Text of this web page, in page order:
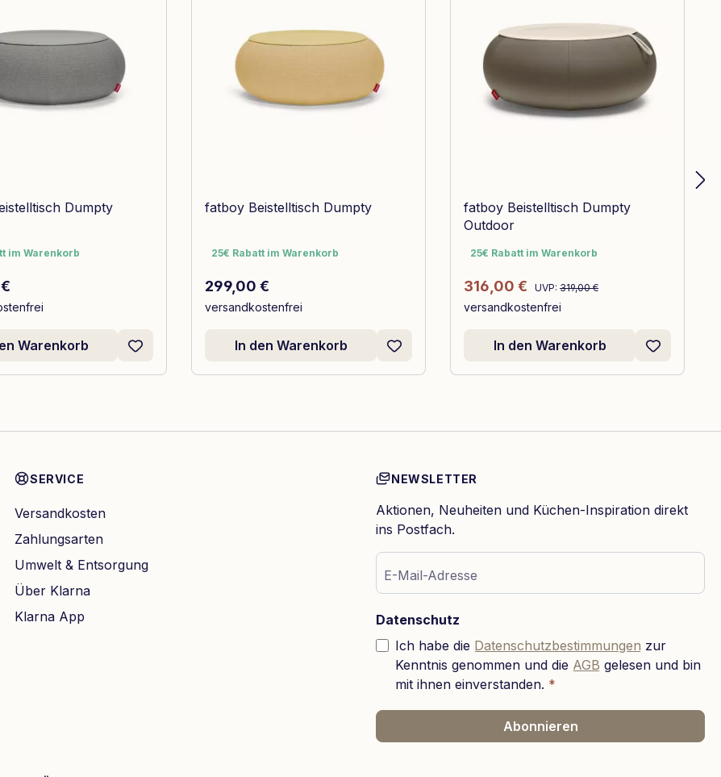
Dumpty
im Warenkorb
im Warenkorb
Preis:
Warenkorb
fatboy Beistelltisch Dumpty
25€ Rabatt im Warenkorb
25€ Rabatt im Warenkorb
Regulärer Preis:
299,00 €
versandkostenfrei
In den Warenkorb
fatboy Beistelltisch Dumpty
Outdoor
25€ Rabatt im Warenkorb
25€ Rabatt im Warenkorb
Verkaufspreis:
316,00 € Regulärer Preis:
UVP: 319,00 €
versandkostenfrei
In den Warenkorb
SERVICE
Versandkosten
Zahlungsarten
Umwelt & Entsorgung
Über Klarna
Klarna App
NEWSLETTER
Aktionen, Neuheiten und Küchen-Inspiration direkt
ins Postfach.
E-Mail-Adresse
Datenschutz
Ich habe die Datenschutzbestimmungen zur
Kenntnis genommen und die AGB gelesen und bin
mit ihnen einverstanden. *
Abonnieren